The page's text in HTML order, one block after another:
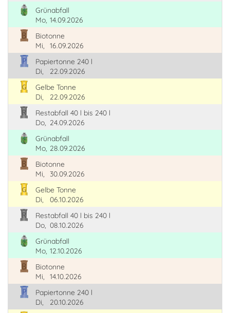
Grünabfall
Mo, 14.09.2026
Biotonne
Mi,
16.09.2026
Papiertonne 240 l
Di,
22.09.2026
Gelbe Tonne
Di,
22.09.2026
Restabfall 40 l bis 240 l
Do, 24.09.2026
Grünabfall
Mo, 28.09.2026
Biotonne
Mi,
30.09.2026
Gelbe Tonne
Di,
06.10.2026
Restabfall 40 l bis 240 l
Do, 08.10.2026
Grünabfall
Mo, 12.10.2026
Biotonne
Mi,
14.10.2026
Papiertonne 240 l
Di,
20.10.2026